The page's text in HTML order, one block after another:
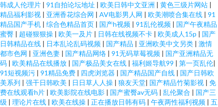
韩成人伦理片 | 91自拍论坛地址 | 欧美日韩中文亚洲 | 黄色三级片网站 |
精品福利影视 | 亚洲香花综合网 | AV电影男人网 | 欧美潮喷合集在线 | 91
精品国产手机 | 综合色精品首页 | 国产h视频 | 91乱伦视频 | 国产午夜精品
蜜臀 | 超碰狠狠操 | 欧美一及片 | 日韩在线视频不卡 | 欧美成人15p | 国产
日韩精品在线 | 日本乱论乱码视频 | 国产精品 | 亚洲欧美中文另类 | 激情
都市色网 | 亚洲色妻 | 国产精品网络 | 91无码草莓视频 | 国产亚洲精品无
码 | 欧美精品在线播放 | 国产极品美女在线 | 福利姬导航99 | 第一页乱伦|
91短视频污 | 91精品免费 | 四虎浏览器 | 国产精品国产自线 | 国产日韩欧
美系列 | 强干日韩欧美 | 日日草人人操 | 狼友天堂| 国产精品竹菊影视 | 免
费在线观看h片 | 欧美影院在线电影 | 国产蜜臀av无码 | 乱伦聚合 | 国产三
级 | 理论片在线 | 欧美在线操 | 正在播放日韩有码 | 午夜两性福利视频 | 五